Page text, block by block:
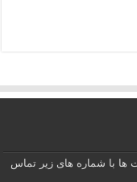
ها با شماره های زیر تماس